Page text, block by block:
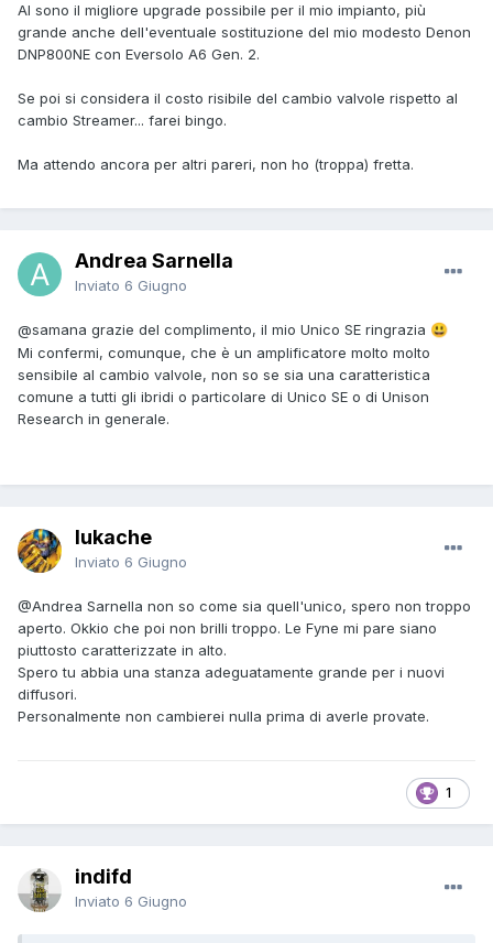
AI sono il migliore upgrade possibile per il mio impianto, più
grande anche dell'eventuale sostituzione del mio modesto Denon
DNP800NE con Eversolo A6 Gen. 2.
Se poi si considera il costo risibile del cambio valvole rispetto al
cambio Streamer... farei bingo.
Ma attendo ancora per altri pareri, non ho (troppa) fretta.
Andrea Sarnella
Inviato 6 Giugno
@samana grazie del complimento, il mio Unico SE ringrazia 😃
Mi confermi, comunque, che è un amplificatore molto molto
sensibile al cambio valvole, non so se sia una caratteristica
comune a tutti gli ibridi o particolare di Unico SE o di Unison
Research in generale.
lukache
Inviato 6 Giugno
@Andrea Sarnella non so come sia quell'unico, spero non troppo
aperto. Okkio che poi non brilli troppo. Le Fyne mi pare siano
piuttosto caratterizzate in alto.
Spero tu abbia una stanza adeguatamente grande per i nuovi
diffusori.
Personalmente non cambierei nulla prima di averle provate.
1
indifd
Inviato 6 Giugno